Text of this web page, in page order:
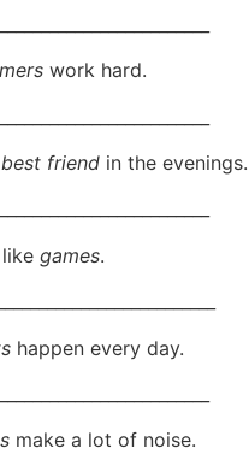
work hard.
best friendin the evenings.
likegames
happen every day.
make a lot of noise.